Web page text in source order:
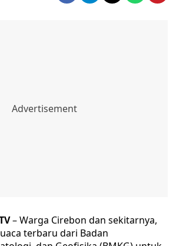
– Warga Cirebon dan sekitarnya,
terbaru dari Badan